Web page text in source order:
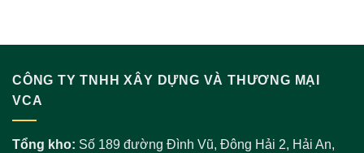
CÔNG TY TNHH XÂY DỰNG VÀ THƯƠNG MẠI
VCA
Tổng kho: Số 189 đường Đình Vũ, Đông Hải 2, Hải An,